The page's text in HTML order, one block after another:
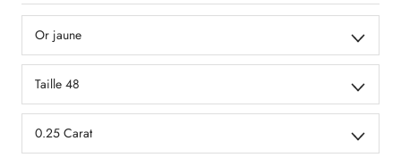
Or jaune
Taille 48
0.25 Carat